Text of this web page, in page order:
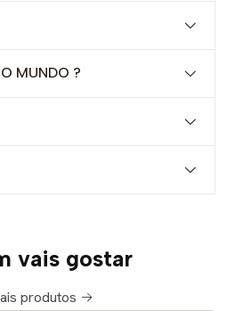
MUNDO ?
vais gostar
produtos